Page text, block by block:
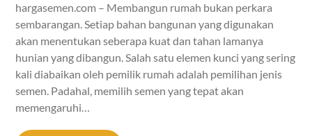
hargasemen.com – Membangun rumah bukan perkara
sembarangan. Setiap bahan bangunan yang digunakan
akan menentukan seberapa kuat dan tahan lamanya
hunian yang dibangun. Salah satu elemen kunci yang sering
kali diabaikan oleh pemilik rumah adalah pemilihan jenis
semen. Padahal, memilih semen yang tepat akan
memengaruhi…